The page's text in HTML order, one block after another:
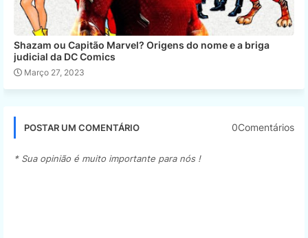
Shazam ou Capitão Marvel? Origens do nome e a briga
judicial da DC Comics
Março 27, 2023
POSTAR UM COMENTÁRIO 0Comentários
* Sua opinião é muito importante para nós !